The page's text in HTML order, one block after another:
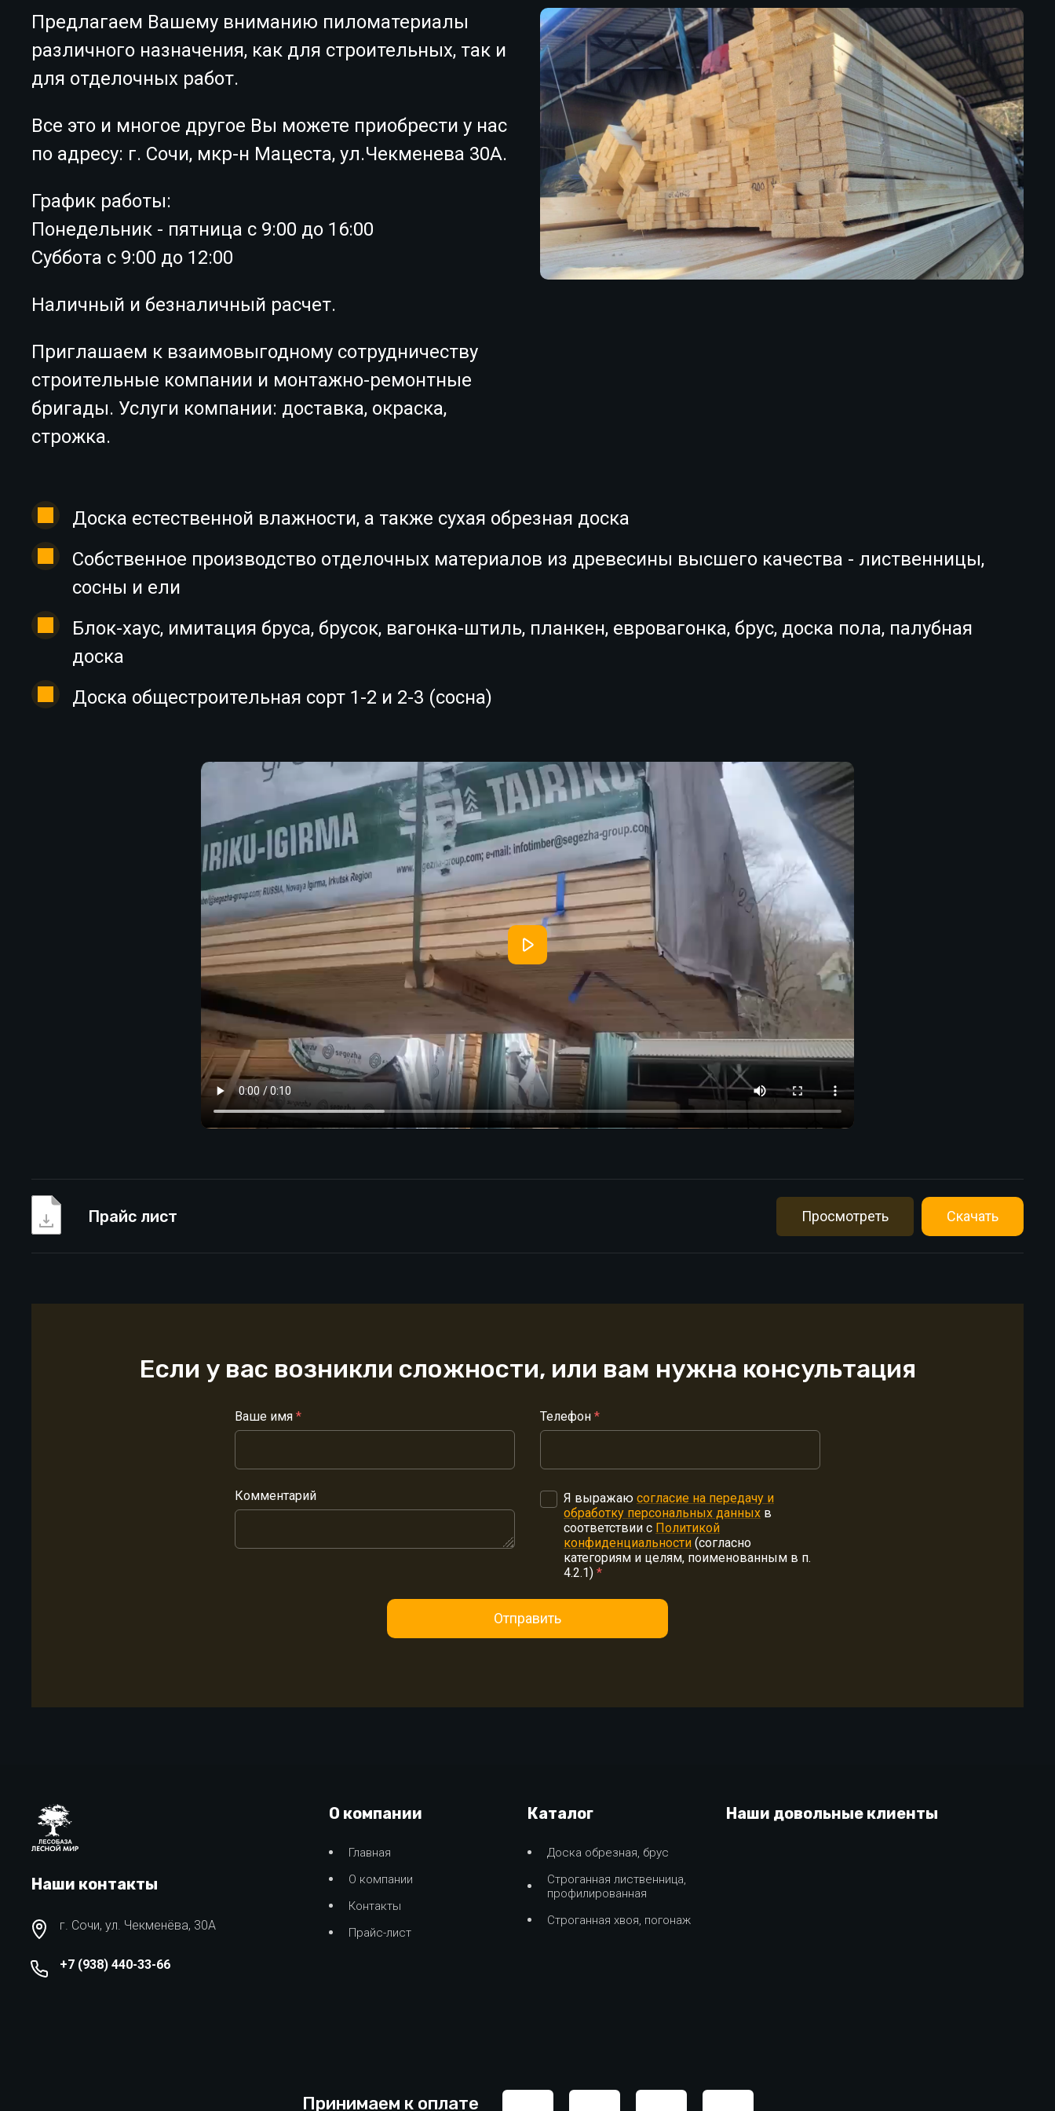
Предлагаем Вашему вниманию пиломатериалы
различного назначения, как для строительных, так и
для отделочных работ.
Все это и многое другое Вы можете приобрести у нас
по адресу: г. Сочи, мкр-н Мацеста, ул.Чекменева 30А.
График работы:
Понедельник - пятница с 9:00 до 16:00
Суббота с 9:00 до 12:00
Наличный и безналичный расчет.
Приглашаем к взаимовыгодному сотрудничеству
строительные компании и монтажно-ремонтные
бригады. Услуги компании: доставка, окраска,
строжка.
Доска естественной влажности, а также сухая обрезная доска
Собственное производство отделочных материалов из древесины высшего качества - лиственницы,
сосны и ели
Блок-хаус, имитация бруса, брусок, вагонка-штиль, планкен, евровагонка, брус, доска пола, палубная
доска
Доска общестроительная сорт 1-2 и 2-3 (сосна)
Прайс лист Просмотреть Скачать
Если у вас возникли сложности, или вам нужна консультация
Ваше имя* Телефон *
Комментарий Я выражаю согласие на передачу и
обработку персональных данных в
соответствии с Политикой
конфиденциальности (согласно
категориям и целям, поименованным в п.
4.2.1) *
Отправить
Наши контакты
г. Сочи, ул. Чекменёва, 30А
+7 (938) 440-33-66
О компании
Главная
О компании
Контакты
Прайс-лист
Каталог
Доска обрезная, брус
Строганная лиственница,
профилированная
Строганная хвоя, погонаж
Наши довольные клиенты
Принимаем к оплате